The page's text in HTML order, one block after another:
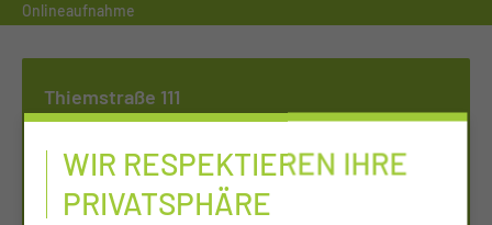
Onlineaufnahme
Thiemstraße 111
03048 Cottbus
Tel.: +49 355 460
Per E-Mail kontaktieren
WIR RESPEKTIEREN IHRE
PRIVATSPHÄRE